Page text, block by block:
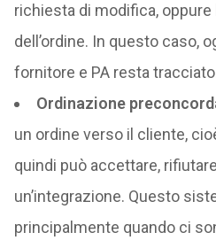
richiesta di modifica,
dell’ordine. In questo caso,
fornitore e PA resta
Ordinazione
un ordine verso il cliente,
quindi può accettare,
un’integrazione. Questo
principalmente quando ci